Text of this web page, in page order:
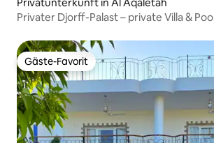
Privatunterkunft in Al Aqaletah
Privater Djorff-Palast – private Villa & Pool
Gäste-Favorit
Gäste-Favorit